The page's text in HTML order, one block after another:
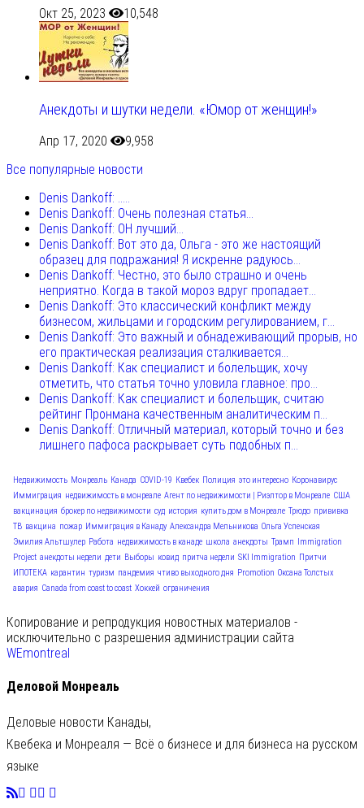
Окт 25, 2023 10,548
Анекдоты и шутки недели. «Юмор от женщин!»
Апр 17, 2020
9,958
Все популярные новости
Denis Dankoff: .....
Denis Dankoff: Очень полезная статья...
Denis Dankoff: ОН лучший...
Denis Dankoff: Вот это да, Ольга - это же настоящий
образец для подражания! Я искренне радуюсь...
Denis Dankoff: Честно, это было страшно и очень
неприятно. Когда в такой мороз вдруг пропадает...
Denis Dankoff: Это классический конфликт между
бизнесом, жильцами и городским регулированием, г...
Denis Dankoff: Это важный и обнадеживающий прорыв, но
его практическая реализация сталкивается...
Denis Dankoff: Как специалист и болельщик, хочу
отметить, что статья точно уловила главное: про...
Denis Dankoff: Как специалист и болельщик, считаю
рейтинг Пронмана качественным аналитическим п...
Denis Dankoff: Отличный материал, который точно и без
лишнего пафоса раскрывает суть подобных п...
Недвижимость Монреаль Канада COVID-19 Квебек Полиция это интересно Коронавирус
Иммиграция недвижимость в монреале Агент по недвижимости | Риэлтор в Монреале США
вакцинация брокер по недвижимости суд история купить дом в Монреале Трюдо прививка
ТВ вакцина пожар Иммиграция в Канаду Александра Мельникова Ольга Успенская
Эмилия Альтшулер Работа недвижимость в канаде школа анекдоты Трамп
Immigration
Project анекдоты недели дети Выборы ковид притча недели SKI Immigration Притчи
ИПОТЕКА карантин туризм пандемия чтиво выходного дня Promotion Оксана Толстых
авария Canada from coast to coast Хоккей ограничения
Копирование и репродукция новостных материалов -
исключительно с разрешения администрации сайта
WEmontreal
Деловой Монреаль
Деловые новости Канады,
Квебека и Монреаля — Всё о бизнесе и для бизнеса на русском
языке